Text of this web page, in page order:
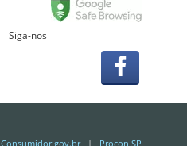
Siga-nos
Consumidor.gov.br| Procon SP